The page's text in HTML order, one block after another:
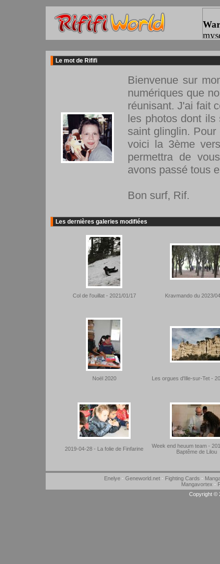
Le mot de Rififi
Bienvenue sur
numériques que
réunisant. J'ai fait
les photos dont ils
saint glinglin.
voici la 3ème
permettra de
avons passé tous
Bon surf, Rif.
Les dernières galeries modifiées
Col de l'ouillat - 2021/01/17 Kravmando du 2023/
Noël 2020 Les orgues d'Ille-sur-Tet -
2019-04-28 - La folie de Finfarine
Week end heuum team -
Baptême de Lilou
Enelye- Geneworld.net- Fighting Cards -
Mangavortex -
Copyright ©